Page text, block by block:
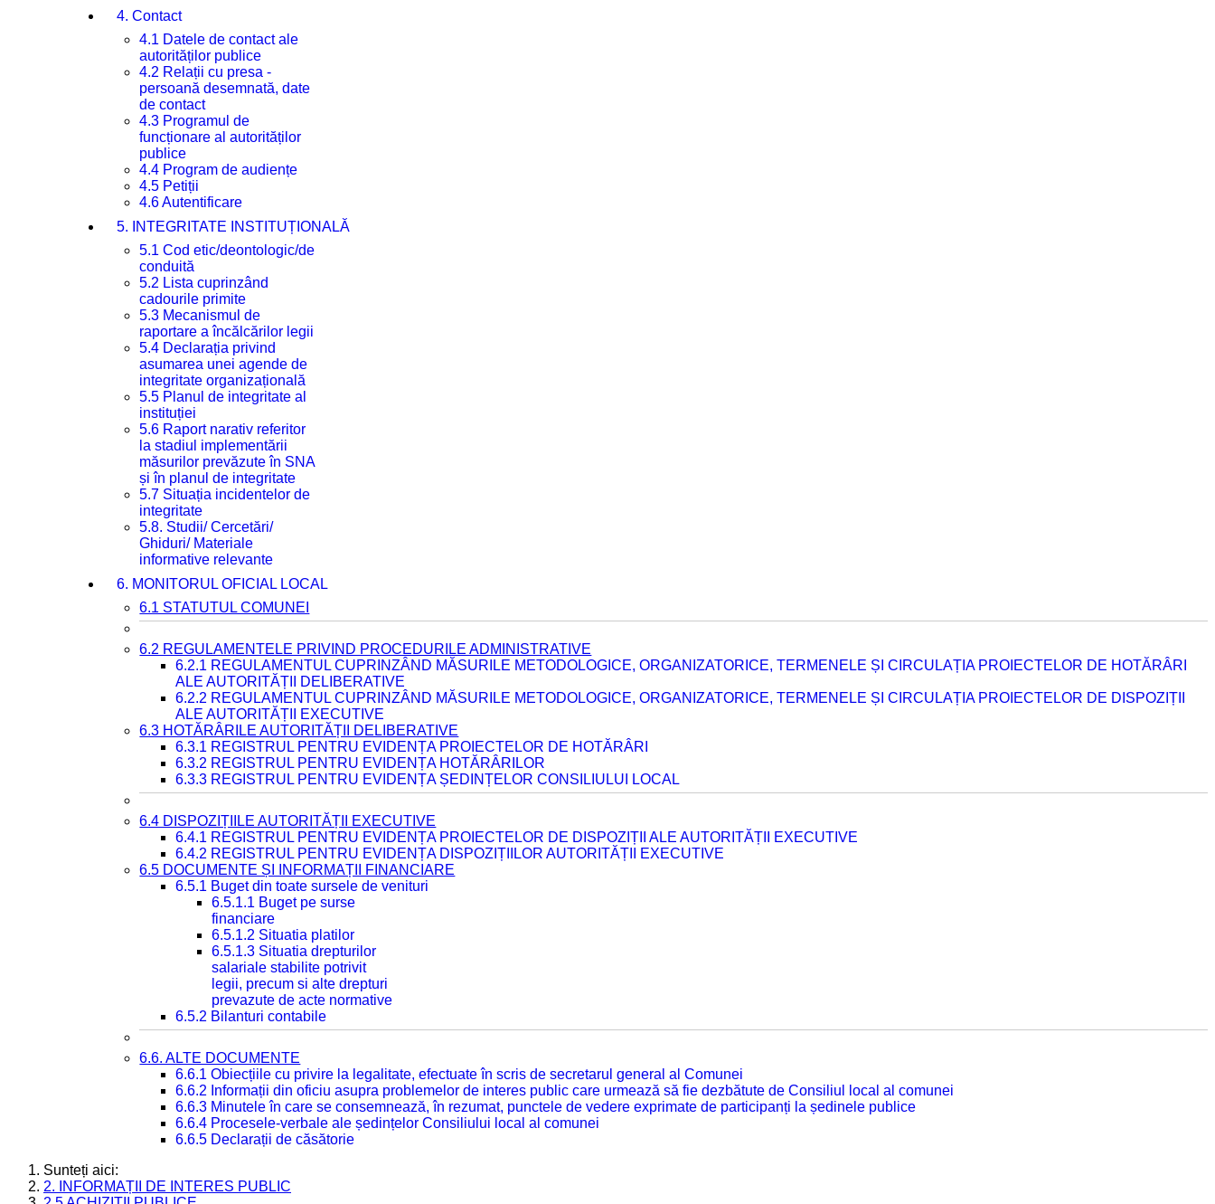
4. Contact
4.1 Datele de contact ale
autorităților publice
4.2 Relații cu presa -
persoană desemnată, date
de contact
4.3 Programul de
funcționare al autorităților
publice
4.4 Program de audiențe
4.5 Petiții
4.6 Autentificare
5. INTEGRITATE INSTITUȚIONALĂ
5.1 Cod etic/deontologic/de
conduită
5.2 Lista cuprinzând
cadourile primite
5.3 Mecanismul de
raportare a încălcărilor legii
5.4 Declarația privind
asumarea unei agende de
integritate organizațională
5.5 Planul de integritate al
instituției
5.6 Raport narativ referitor
la stadiul implementării
măsurilor prevăzute în SNA
și în planul de integritate
5.7 Situația incidentelor de
integritate
5.8. Studii/ Cercetări/
Ghiduri/ Materiale
informative relevante
6. MONITORUL OFICIAL LOCAL
6.1 STATUTUL COMUNEI
6.2 REGULAMENTELE PRIVIND PROCEDURILE ADMINISTRATIVE
6.2.1 REGULAMENTUL CUPRINZÂND MĂSURILE METODOLOGICE, ORGANIZATORICE, TERMENELE ȘI CIRCULAȚIA PROIECTELOR DE HOTĂRÂRI
ALE AUTORITĂȚII DELIBERATIVE
6.2.2 REGULAMENTUL CUPRINZÂND MĂSURILE METODOLOGICE, ORGANIZATORICE, TERMENELE ȘI CIRCULAȚIA PROIECTELOR DE DISPOZIȚII
ALE AUTORITĂȚII EXECUTIVE
6.3 HOTĂRÂRILE AUTORITĂȚII DELIBERATIVE
6.3.1 REGISTRUL PENTRU EVIDENȚA PROIECTELOR DE HOTĂRÂRI
6.3.2 REGISTRUL PENTRU EVIDENȚA HOTĂRÂRILOR
6.3.3 REGISTRUL PENTRU EVIDENȚA ȘEDINȚELOR CONSILIULUI LOCAL
6.4 DISPOZIȚIILE AUTORITĂȚII EXECUTIVE
6.4.1 REGISTRUL PENTRU EVIDENȚA PROIECTELOR DE DISPOZIȚII ALE AUTORITĂȚII EXECUTIVE
6.4.2 REGISTRUL PENTRU EVIDENȚA DISPOZIȚIILOR AUTORITĂȚII EXECUTIVE
6.5 DOCUMENTE ȘI INFORMAȚII FINANCIARE
6.5.1 Buget din toate sursele de venituri
6.5.1.1 Buget pe surse
financiare
6.5.1.2 Situatia platilor
6.5.1.3 Situatia drepturilor
salariale stabilite potrivit
legii, precum si alte drepturi
prevazute de acte normative
6.5.2 Bilanturi contabile
6.6. ALTE DOCUMENTE
6.6.1 Obiecțiile cu privire la legalitate, efectuate în scris de secretarul general al Comunei
6.6.2 Informații din oficiu asupra problemelor de interes public care urmează să fie dezbătute de Consiliul local al comunei
6.6.3 Minutele în care se consemnează, în rezumat, punctele de vedere exprimate de participanți la ședinele publice
6.6.4 Procesele-verbale ale ședințelor Consiliului local al comunei
6.6.5 Declarații de căsătorie
Sunteți aici:
2. INFORMAȚII DE INTERES PUBLIC